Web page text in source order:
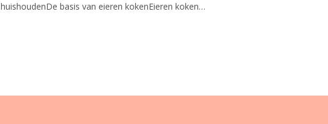
huishoudenDe basis van eieren kokenEieren koken…